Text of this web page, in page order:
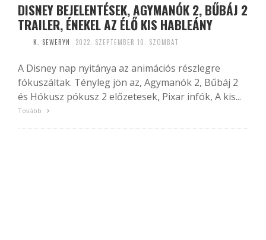
DISNEY BEJELENTÉSEK, AGYMANÓK 2, BŰBÁJ 2
TRAILER, ÉNEKEL AZ ÉLŐ KIS HABLEÁNY
K. SEWERYN 2022. SZEPTEMBER 10. SZOMBAT
A Disney nap nyitánya az animációs részlegre
fókuszáltak. Tényleg jön az, Agymanók 2, Bűbáj 2
és Hókusz pókusz 2 előzetesek, Pixar infók, A kis...
Tovább